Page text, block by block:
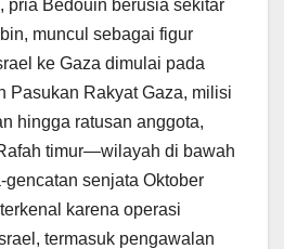
pria Bedouin berusia sekitar
muncul sebagai figur
ke Gaza dimulai pada
Pasukan Rakyat Gaza, milisi
hingga ratusan anggota,
timur—wilayah di bawah
gencatan senjata Oktober
karena operasi
termasuk pengawalan